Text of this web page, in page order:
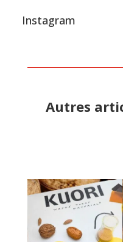
Instagram
Autres